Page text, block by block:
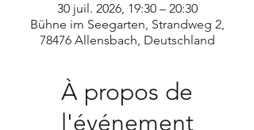
30 juil. 2026, 19:30 – 20:30
Bühne im Seegarten, Strandweg 2,
78476 Allensbach, Deutschland
À propos de
l'événement